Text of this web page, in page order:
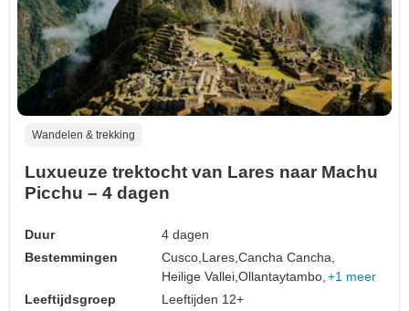
Wandelen & trekking
Luxueuze trektocht van Lares naar Machu
Picchu – 4 dagen
Duur
4 dagen
Bestemmingen
Cusco,Lares,Cancha Cancha,
Heilige Vallei,Ollantaytambo, +1 meer
Leeftijdsgroep
Leeftijden 12+